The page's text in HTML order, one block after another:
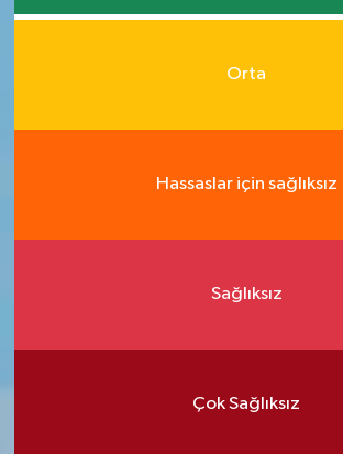
Orta
Hassaslar için sağlıksız
Sağlıksız
Çok Sağlıksız